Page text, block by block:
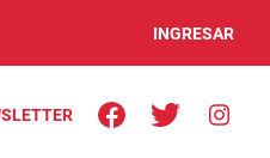
INGRESAR